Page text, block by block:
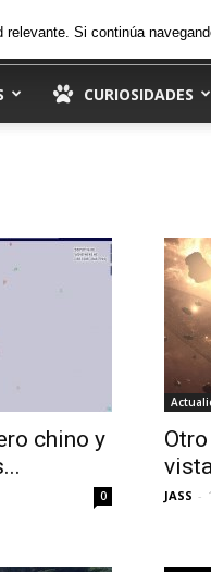
2026 Ingresar
CURIOSIDADES
chino y
0 JASS -
Si continúa